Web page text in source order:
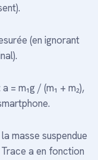
(en ignorant
= m₁g / (m₁ + m₂),
masse suspendue
a en fonction